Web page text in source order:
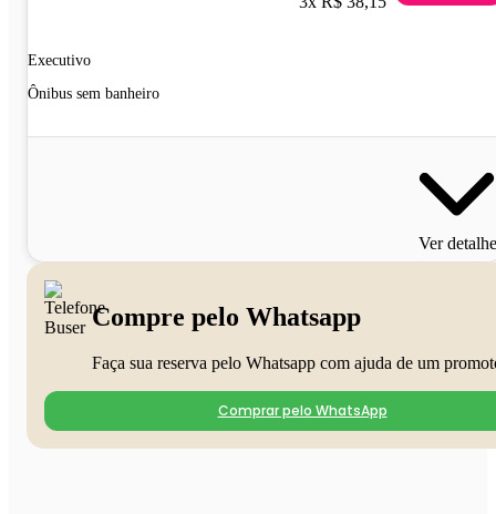
Executivo
Ônibus sem banheiro
Ver
Compre pelo Whatsapp
Faça sua reserva pelo Whatsapp com ajuda de um
Comprar pelo WhatsApp